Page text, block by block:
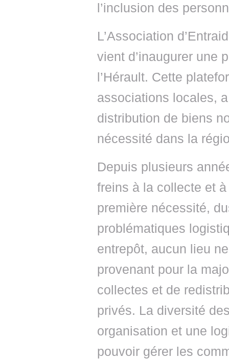
l’inclusion des
L’Association
vient d’inaugurer une
l’Hérault. Cette
associations locales,
distribution de biens
nécessité dans la
Depuis plusieurs
freins à la collecte et
première nécessité,
problématiques
entrepôt, aucun lieu
provenant pour la
collectes et de
privés. La diversité
organisation et une
pouvoir gérer les